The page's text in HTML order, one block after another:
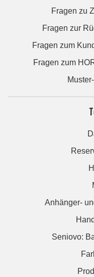
Fragen zu
Fragen zur
Fragen zum
Fragen zum
Anhänger-
Seniovo: